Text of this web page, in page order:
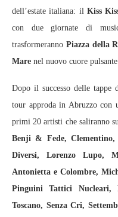
dell’estate italiana: il Kiss
con due giornate di
trasformeranno Piazza della
Mare nel nuovo cuore
Dopo il successo delle
tour approda in Abruzzo
primi 20 artisti che saliranno
Benji & Fede, Clementino,
Diversi, Lorenzo Lupo,
Antonietta e Colombre,
Pinguini Tattici
Toscano, Senza Cri,